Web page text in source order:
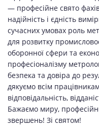
— професійне свято
надійність і єдність
сучасних умовах роль
для розвитку
оборонної сфери та
професіоналізму
безпека та довіра до
дякуємо всім
відповідальність,
Бажаємо миру,
звершень! Зі святом!